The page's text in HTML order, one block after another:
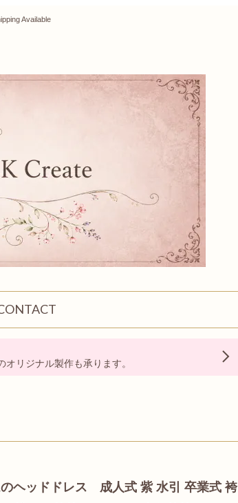
Available
リジナル製作も承ります。
ヘッドドレス 成人式 紫 水引 卒業式 袴